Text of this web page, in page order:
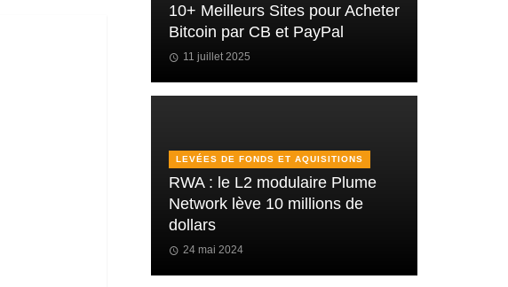
10+ Meilleurs Sites pour Acheter
Bitcoin par CB et PayPal
11 juillet 2025
LEVÉES DE FONDS ET AQUISITIONS
RWA : le L2 modulaire Plume
Network lève 10 millions de
dollars
24 mai 2024